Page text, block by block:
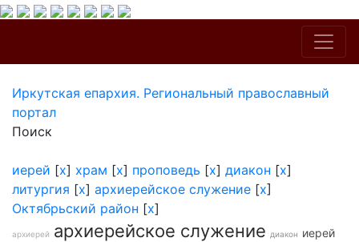
Иркутская епархия. Региональный православный
портал
Поиск
иерей [x] храм [x] проповедь [x] диакон [x]
литургия [x] архиерейское служение [x]
Октябрьский район [x]
архиерей архиерейское служение диакон иерей